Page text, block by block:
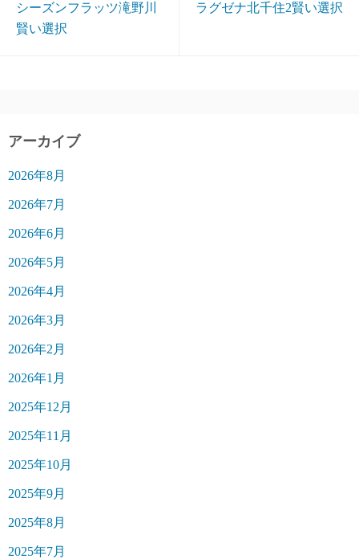
シーズンフラッツ滝野川
賢い選択
ラグゼナ北千住2賢い選択
アーカイブ
2026年8月
2026年7月
2026年6月
2026年5月
2026年4月
2026年3月
2026年2月
2026年1月
2025年12月
2025年11月
2025年10月
2025年9月
2025年8月
2025年7月